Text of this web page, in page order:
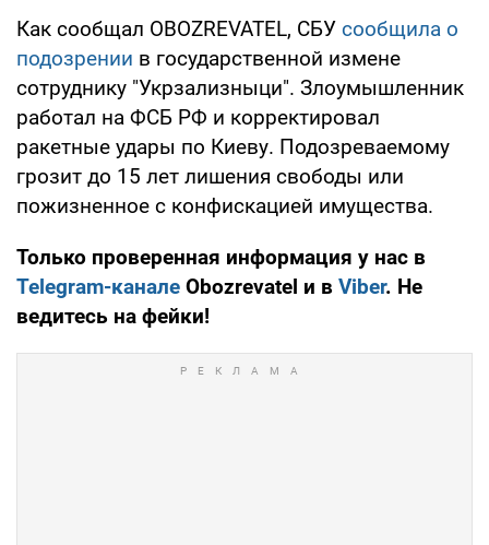
Как сообщал OBOZREVATEL, СБУ сообщила о
подозрении в государственной измене
сотруднику "Укрзализныци". Злоумышленник
работал на ФСБ РФ и корректировал
ракетные удары по Киеву. Подозреваемому
грозит до 15 лет лишения свободы или
пожизненное с конфискацией имущества.
Только проверенная информация у нас в
Telegram-канале Obozrevatel и в Viber. Не
ведитесь на фейки!